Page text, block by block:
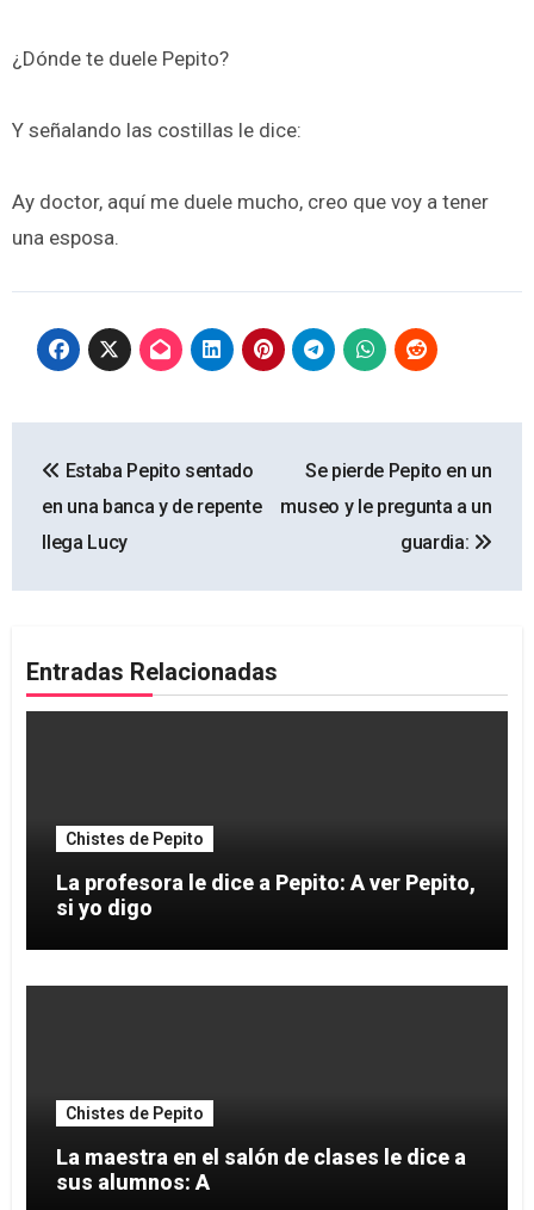
¿Dónde te duele Pepito?
Y señalando las costillas le dice:
Ay doctor, aquí me duele mucho, creo que voy a tener
una esposa.
de
entradas
Estaba Pepito sentado
en una banca y de repente
llega Lucy
Se pierde Pepito en un
museo y le pregunta a un
guardia:
Entradas Relacionadas
Chistes de Pepito
La profesora le dice a Pepito: A ver Pepito,
si yo digo
Chistes de Pepito
La maestra en el salón de clases le dice a
sus alumnos: A